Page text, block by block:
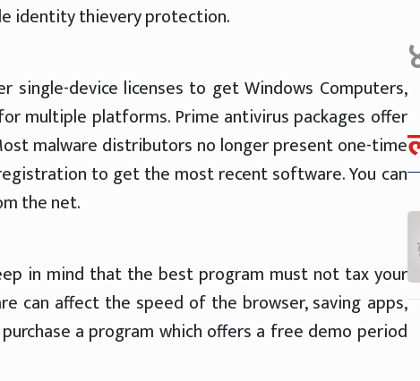
identity thievery protection.
single-device licenses to get Windows Computers,
multiple platforms. Prime antivirus packages offer
malware distributors no longer present one-time
to get the most recent software. You can
the net.
in mind that the best program must not tax your
can affect the speed of the browser, saving apps,
a program which offers a free demo period